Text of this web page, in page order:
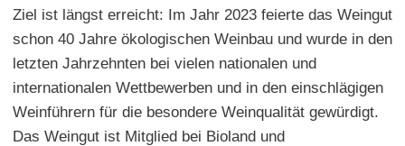
Ziel ist längst erreicht: Im Jahr 2023 feierte das Weingut
schon 40 Jahre ökologischen Weinbau und wurde in den
letzten Jahrzehnten bei vielen nationalen und
internationalen Wettbewerben und in den einschlägigen
Weinführern für die besondere Weinqualität gewürdigt.
Das Weingut ist Mitglied bei Bioland und